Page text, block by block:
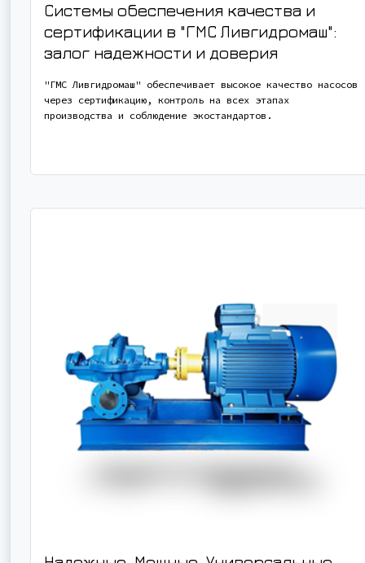
Системы обеспечения качества и
сертификации в "ГМС Ливгидромаш":
залог надежности и доверия
"ГМС Ливгидромаш" обеспечивает высокое качество насосов
через сертификацию, контроль на всех этапах
производства и соблюдение экостандартов.